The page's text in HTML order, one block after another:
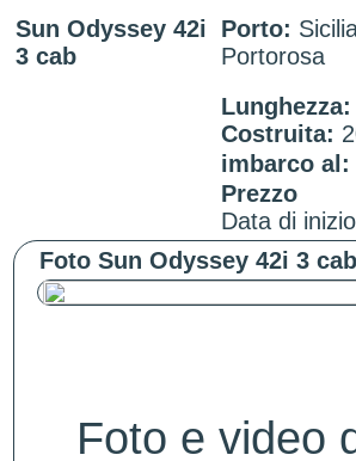
Sun Odyssey 42i
3 cab
Porto:
Portorosa
Lunghezza:
Costruita:
imbarco al:
Prezzo
Data di
Foto Sun Odyssey 42i 3
Foto e video